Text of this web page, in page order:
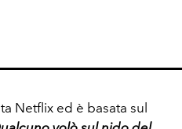
Netflix ed è basata sul